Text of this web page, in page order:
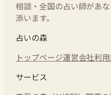
相談・全国の占い師があ
添います。
占いの森
トップページ運営会社利
サービス